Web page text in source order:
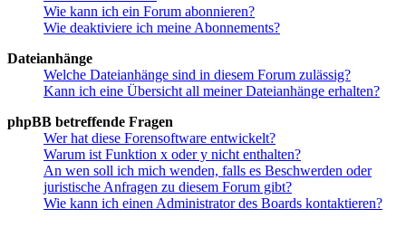
Wie kann ich ein Forum abonnieren?
Wie deaktiviere ich meine Abonnements?
Dateianhänge
Welche Dateianhänge sind in diesem Forum zulässig?
Kann ich eine Übersicht all meiner Dateianhänge erhalten?
phpBB betreffende Fragen
Wer hat diese Forensoftware entwickelt?
Warum ist Funktion x oder y nicht enthalten?
An wen soll ich mich wenden, falls es Beschwerden oder
juristische Anfragen zu diesem Forum gibt?
Wie kann ich einen Administrator des Boards kontaktieren?